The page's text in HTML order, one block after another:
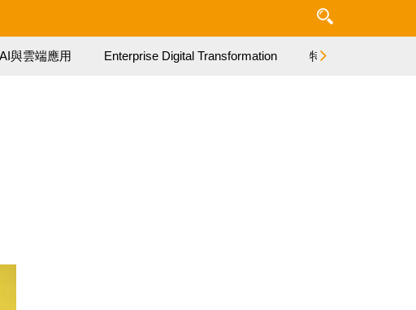
與雲端應用 Enterprise Digital Transformation 特集